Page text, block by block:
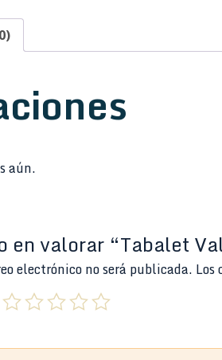
aún.
en valorar “Tabalet
electrónico no será publicada. Los